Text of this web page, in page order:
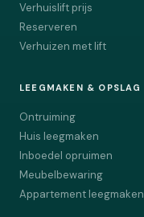
Verhuislift prijs
Reserveren
Verhuizen met lift
LEEGMAKEN & OPSLAG
Ontruiming
Huis leegmaken
Inboedel opruimen
Meubelbewaring
Appartement leegmaken